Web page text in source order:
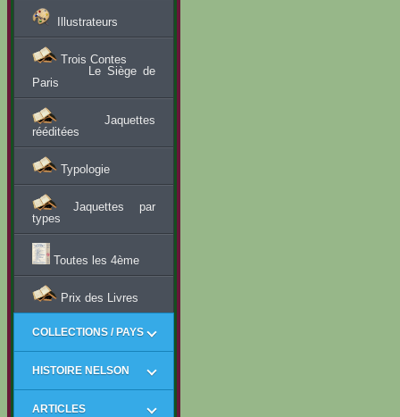
Illustrateurs
Trois Contes
Le Siège de
Paris
Jaquettes
rééditées
Typologie
Jaquettes par
types
Toutes les 4ème
Prix des Livres
COLLECTIONS / PAYS
HISTOIRE NELSON
ARTICLES